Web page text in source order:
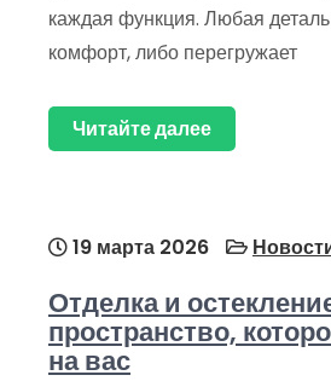
каждая функция. Любая
комфорт, либо перегружает
Читайте далее
19 марта 2026
Отделка и
пространство,
на вас